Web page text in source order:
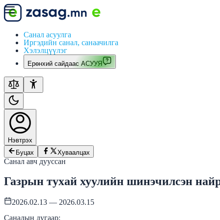
Санал асуулга
Иргэдийн санал, санаачилга
Хэлэлцүүлэг
Ерөнхий сайдаас АСУУЯ
Нэвтрэх
Буцах
Хуваалцах
Санал авч дууссан
Газрын тухай хуулийн шинэчилсэн
2026.02.13 — 2026.03.15
Саналын дугаар: